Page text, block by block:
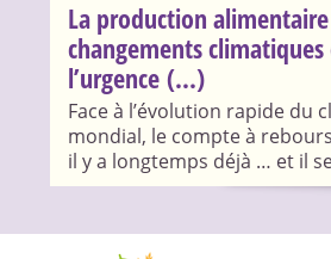
La production
changements climatiques
l’urgence (...)
Face à l’évolution rapide du
mondial, le compte à
il y a longtemps déjà … et il